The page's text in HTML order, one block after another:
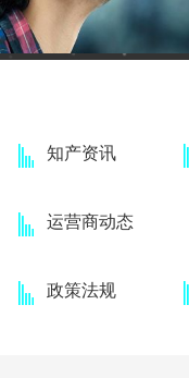
知产资讯
运营商动态
政策法规